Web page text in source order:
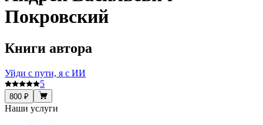
Покровский
Книги автора
Уйди с пути, я с ИИ
5
800 ₽
Наши услуги